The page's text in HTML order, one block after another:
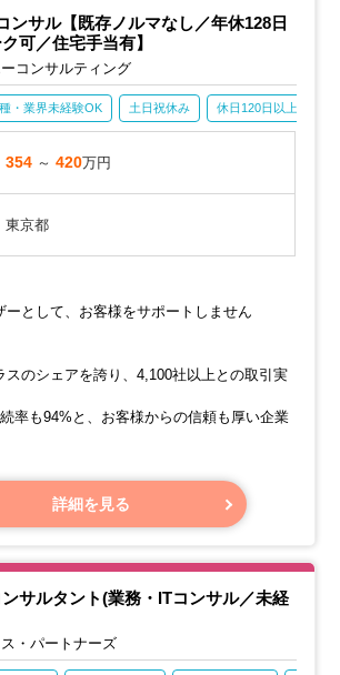
ロジェクトの推進と管理をリードしていた
ンサル【既存ノルマなし／年休128日
可／住宅手当有】
コンサルティング
・業界未経験OK 土日祝休み 休日120日以上
354 ～420万円
東京都
ーとして、お客様をサポートしません
スのシェアを誇り、4,100社以上との取引実
率も94%と、お客様からの信頼も厚い企業
として、ISOやPマークの取得・運用をサポ
詳細を見る
サルタント(業務・ITコンサル／未経
・パートナーズ